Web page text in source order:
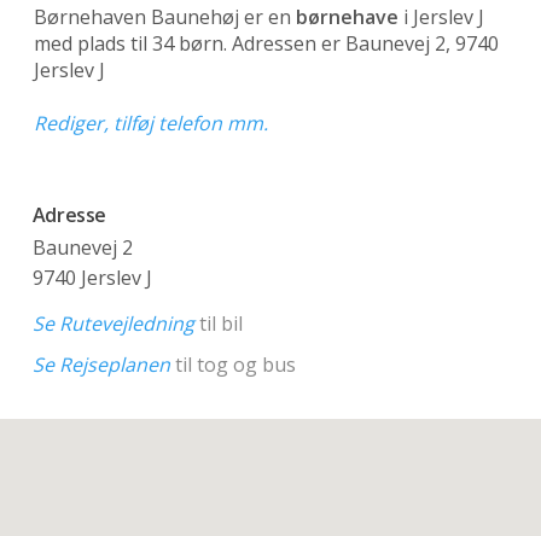
Børnehaven Baunehøj er en børnehave i Jerslev J
med plads til 34 børn. Adressen er Baunevej 2, 9740
Jerslev J
Rediger, tilføj telefon mm.
Adresse
Baunevej 2
9740 Jerslev J
Se Rutevejledningtil bil
Se Rejseplanentil tog og bus